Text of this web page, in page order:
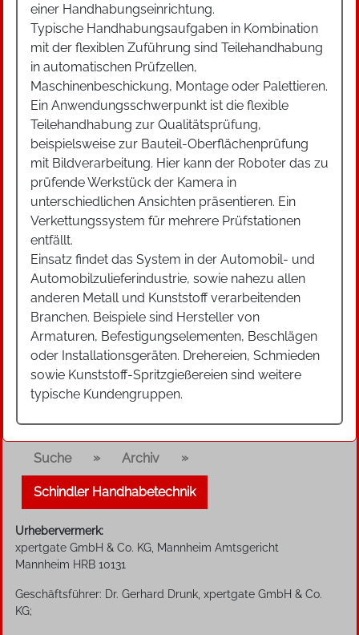
einer Handhabungseinrichtung.
Typische Handhabungsaufgaben in Kombination
mit der flexiblen Zuführung sind Teilehandhabung
in automatischen Prüfzellen,
Maschinenbeschickung, Montage oder Palettieren.
Ein Anwendungsschwerpunkt ist die flexible
Teilehandhabung zur Qualitätsprüfung,
beispielsweise zur Bauteil-Oberflächenprüfung
mit Bildverarbeitung. Hier kann der Roboter das zu
prüfende Werkstück der Kamera in
unterschiedlichen Ansichten präsentieren. Ein
Verkettungssystem für mehrere Prüfstationen
entfällt.
Einsatz findet das System in der Automobil- und
Automobilzulieferindustrie, sowie nahezu allen
anderen Metall und Kunststoff verarbeitenden
Branchen. Beispiele sind Hersteller von
Armaturen, Befestigungselementen, Beschlägen
oder Installationsgeräten. Drehereien, Schmieden
sowie Kunststoff-Spritzgießereien sind weitere
typische Kundengruppen.
Suche » Archiv »
Schindler Handhabetechnik
Urhebervermerk:
xpertgate GmbH & Co. KG, Mannheim Amtsgericht
Mannheim HRB 10131
Geschäftsführer: Dr. Gerhard Drunk, xpertgate GmbH & Co.
KG;